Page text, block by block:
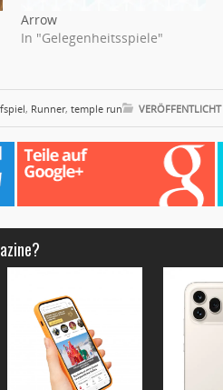
Arrow
In "Gelegenheitsspiele"
, Runner, temple run